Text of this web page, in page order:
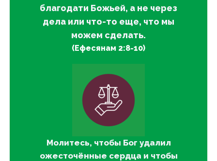
благодати Божьей, а не через
дела или что-то еще, что мы
можем сделать.
(Ефесянам 2:8-10)
Молитесь, чтобы Бог удалил
ожесточённые сердца и чтобы